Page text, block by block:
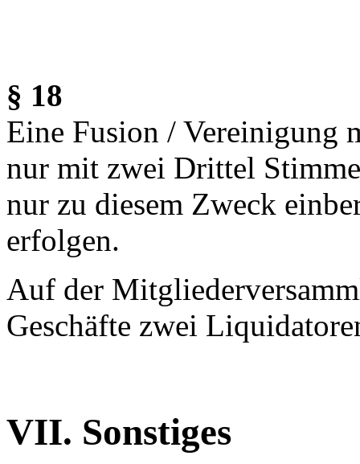
§ 18
Eine Fusion / Vereinigung
nur mit zwei Drittel
nur zu diesem Zweck
erfolgen.
Auf der
Geschäfte zwei
VII. Sonstiges